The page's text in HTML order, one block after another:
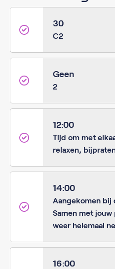
30
C2
Geen
2
12:00
Tijd om met
relaxen,
14:00
Aangekomen bij
Samen met
weer helemaal
16:00